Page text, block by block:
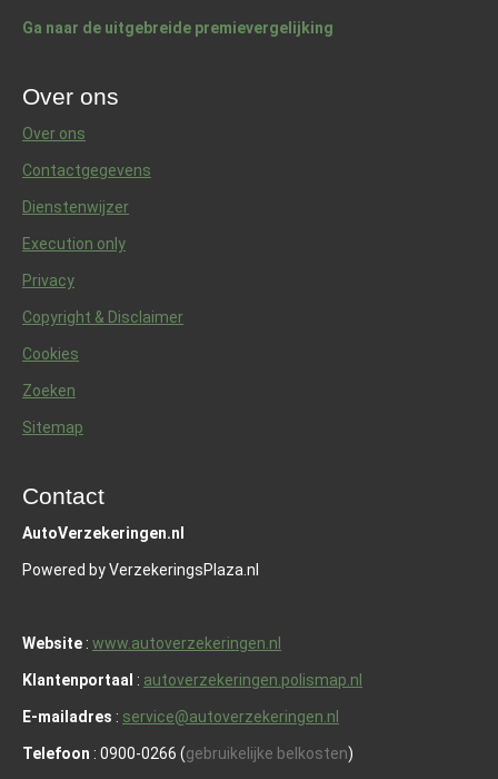
Ga naar de uitgebreide premievergelijking
Over ons
Over ons
Contactgegevens
Dienstenwijzer
Execution only
Privacy
Copyright & Disclaimer
Cookies
Zoeken
Sitemap
Contact
AutoVerzekeringen.nl
Powered by VerzekeringsPlaza.nl
Website : www.autoverzekeringen.nl
Klantenportaal : autoverzekeringen.polismap.nl
E-mailadres : service@autoverzekeringen.nl
Telefoon : 0900-0266 (gebruikelijke belkosten)